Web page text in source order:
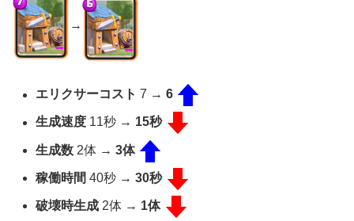
→
エリクサーコスト 7 →6
生成速度 11秒 → 15秒
生成数 2体 →3体
稼働時間 40秒 →30秒
破壊時生成 2体 → 1体